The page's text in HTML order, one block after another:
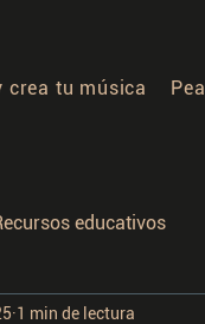
crea tu música
educativos
1 min de lectura